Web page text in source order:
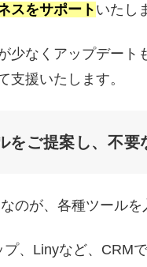
スをサポート いたし
少なくアップデー
支援いたします。
をご提案し、不
のが、各種ツールを
、Linyなど、CRM